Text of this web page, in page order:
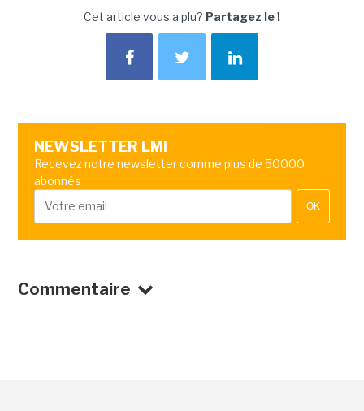
Cet article vous a plu? Partagez le !
NEWSLETTER LMI
Recevez notre newsletter comme plus de 50000
abonnés
OK
Commentaire